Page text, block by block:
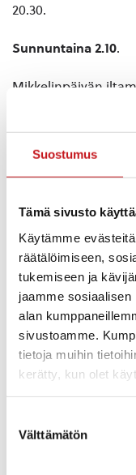
Suostumus
Tämä sivusto
Käytämme
räätälöimiseen,
tukemiseen ja
jaamme
alan
sivustoamme.
tietoja muihin
kerätty, kun olet
valinta
Välttämätön
20.30.
Sunnuntaina 2.10.
Mikkelinpäivän
Ikääntyneiden
liikuntasalissa,
Tiistaina 4.10.
Ruskaretki
Törmälän
Ystäväntupa klo
alakerrassa
Eläkeläisten uinti klo
Keskiviikkona 5.10.